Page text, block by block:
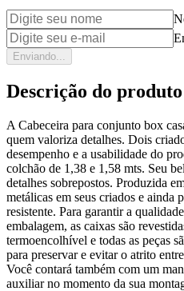
Enviando...
Descrição do produto
A Cabeceira para conjunto box
quem valoriza detalhes. Dois
desempenho e a usabilidade do
colchão de 1,38 e 1,58 mts. Seu
detalhes sobrepostos. Produzida
metálicas em seus criados e ainda
resistente. Para garantir a
embalagem, as caixas são
termoencolhível e todas as peças
para preservar e evitar o atrito
Você contará também com um
auxiliar no momento da sua